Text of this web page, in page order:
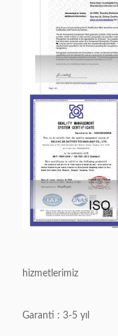
hizmetlerimiz
Garanti : 3-5 yıl